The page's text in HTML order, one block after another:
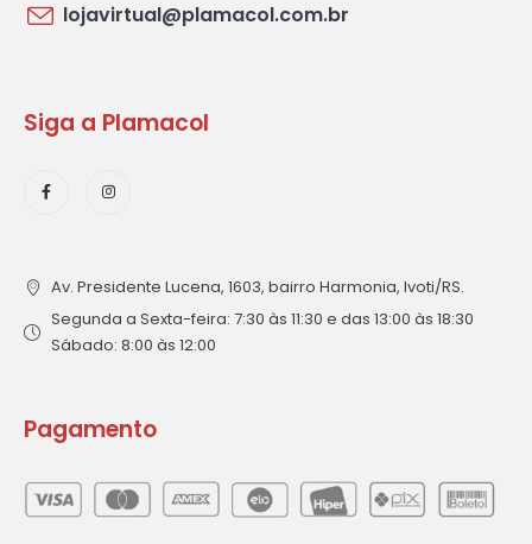
lojavirtual@plamacol.com.br
Siga a Plamacol
Av. Presidente Lucena, 1603, bairro Harmonia, Ivoti/RS.
Segunda a Sexta-feira: 7:30 às 11:30 e das 13:00 às 18:30
Sábado: 8:00 às 12:00
Pagamento